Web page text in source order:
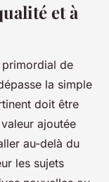
et à
de
la simple
doit être
ajoutée
au-delà du
les sujets